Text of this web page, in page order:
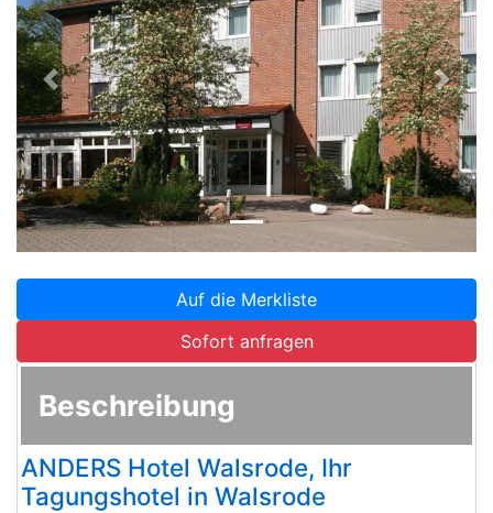
Zurück
Auf die Merkliste
Sofort anfragen
Beschreibung
ANDERS Hotel Walsrode, Ihr
Tagungshotel in Walsrode